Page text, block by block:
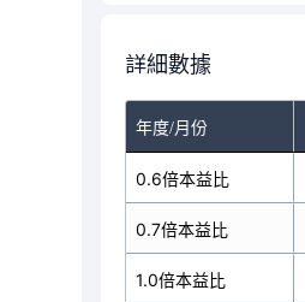
詳細數據
年度/月份
2025/07
0.6倍本益比
0.7倍本益比
1.0倍本益比
25.75
30.04
42.91